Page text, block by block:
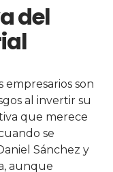
del
son
al invertir su
que merece
se
Sánchez y
aunque